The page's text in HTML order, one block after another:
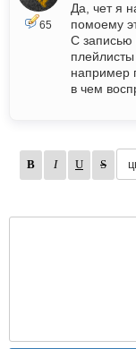
65
Да, чет я
помоему
С записью
плейлисты
например
в чем